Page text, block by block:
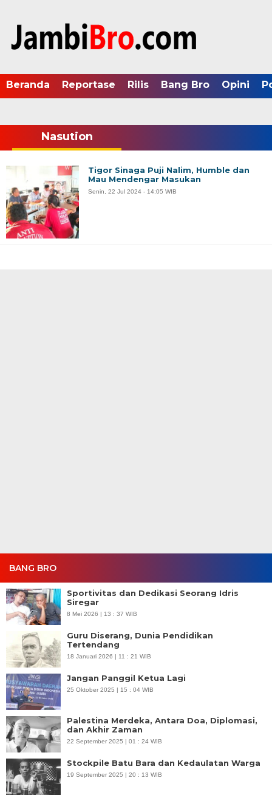
Beranda Reportase Rilis Bang Bro Opini
BANG BRO
Sportivitas dan Dedikasi Seorang Idris
Siregar
8 Mei 2026 | 13 : 37 WIB
Guru Diserang, Dunia Pendidikan
Tertendang
18 Januari 2026 | 11 : 21 WIB
Jangan Panggil Ketua Lagi
25 Oktober 2025 | 15 : 04 WIB
Palestina Merdeka, Antara Doa, Diplomasi,
dan Akhir Zaman
22 September 2025 | 01 : 24 WIB
Stockpile Batu Bara dan Kedaulatan Warga
19 September 2025 | 20 : 13 WIB
Nasution
Tigor Sinaga Puji Nalim, Humble dan
Mau Mendengar Masukan
Senin, 22 Jul 2024 - 14:05 WIB